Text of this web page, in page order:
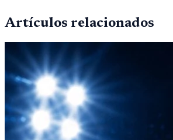
Artículos relacionados